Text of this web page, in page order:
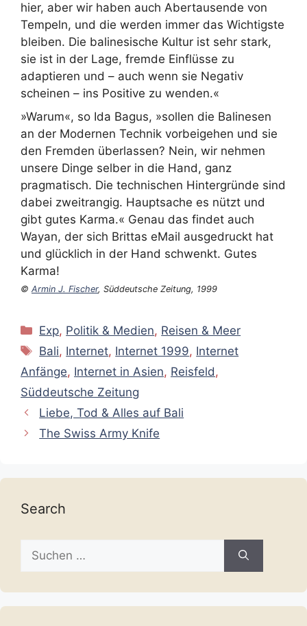
hier, aber wir haben auch Abertausende von
Tempeln, und die werden immer das Wichtigste
bleiben. Die balinesische Kultur ist sehr stark,
sie ist in der Lage, fremde Einflüsse zu
adaptieren und – auch wenn sie Negativ
scheinen – ins Positive zu wenden.«
»Warum«, so Ida Bagus, »sollen die Balinesen
an der Modernen Technik vorbeigehen und sie
den Fremden überlassen? Nein, wir nehmen
unsere Dinge selber in die Hand, ganz
pragmatisch. Die technischen Hintergründe sind
dabei zweitrangig. Hauptsache es nützt und
gibt gutes Karma.« Genau das findet auch
Wayan, der sich Brittas eMail ausgedruckt hat
und glücklich in der Hand schwenkt. Gutes
Karma!
© Armin J. Fischer, Süddeutsche Zeitung, 1999
Kategorien
Exp, Politik & Medien, Reisen & Meer
Schlagwörter
Bali, Internet, Internet 1999, Internet
Anfänge, Internet in Asien, Reisfeld ,
Süddeutsche Zeitung
Liebe, Tod & Alles auf Bali
The Swiss Army Knife
Search
nach: